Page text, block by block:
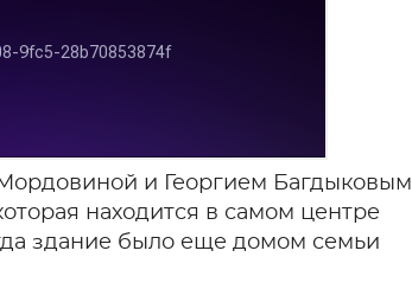
и Георгием Багдыковым
находится в самом центре
здание было еще домом семьи